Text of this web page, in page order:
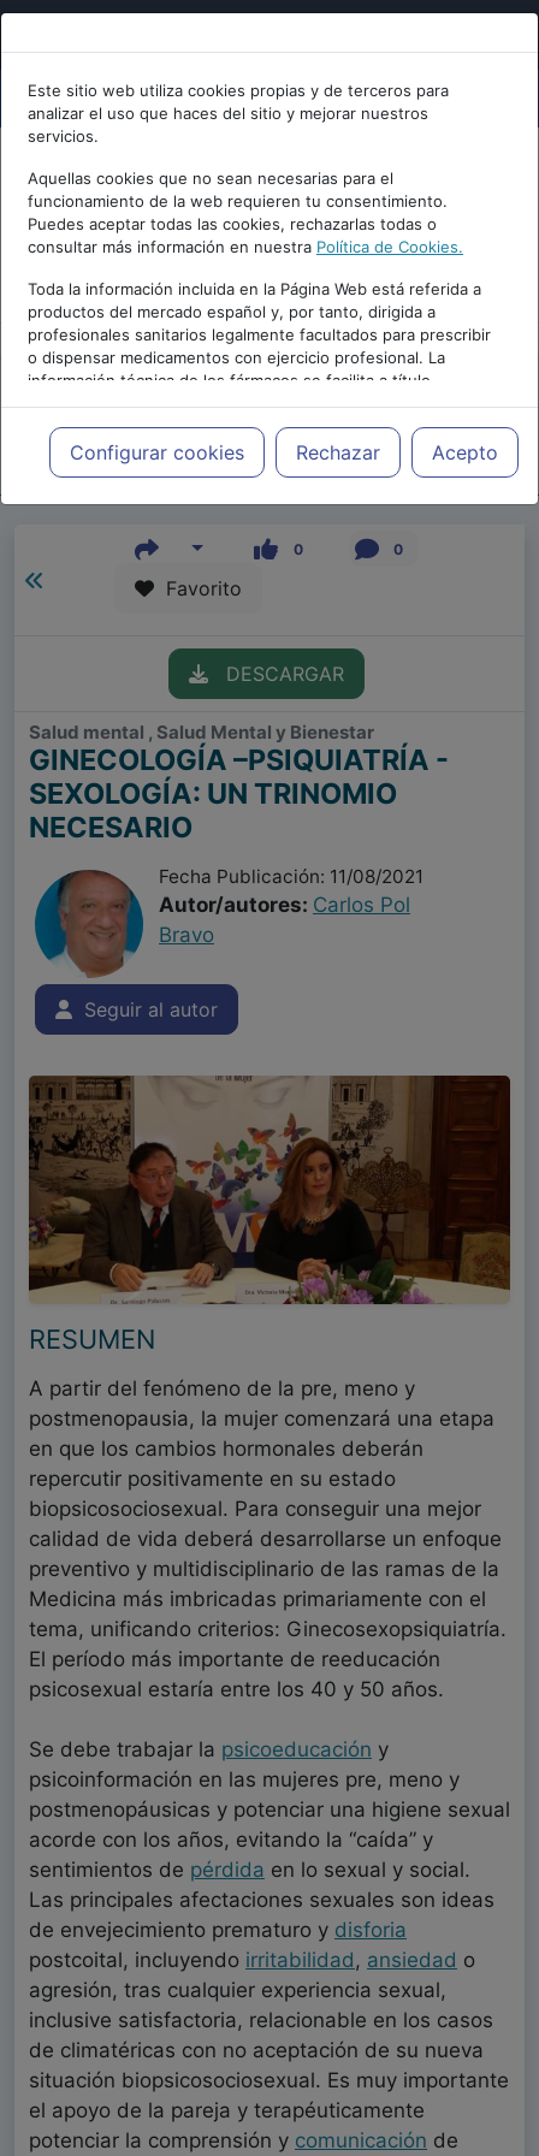
Este sitio web utiliza cookies propias y de terceros para
analizar el uso que haces del sitio y mejorar nuestros
servicios.
Aquellas cookies que no sean necesarias para el
funcionamiento de la web requieren tu consentimiento.
Puedes aceptar todas las cookies, rechazarlas todas o
consultar más información en nuestra Política de Cookies.
Toda la información incluida en la Página Web está referida a
productos del mercado español y, por tanto, dirigida a
profesionales sanitarios legalmente facultados para prescribir
o dispensar medicamentos con ejercicio profesional. La
información técnica de los fármacos se facilita a título
meramente informativo, siendo responsabilidad de los
profesionales facultados prescribir medicamentos y decidir, en
cada caso concreto, el tratamiento más adecuado a las
necesidades del paciente.
Configurar cookies Rechazar Acepto
Repositorio de Artículos |Psicologia.com|
25 Edición | 2021
0 0
Favorito
DESCARGAR
Salud mental , Salud Mental y Bienestar
GINECOLOGÍA –PSIQUIATRÍA -
SEXOLOGÍA: UN TRINOMIO
NECESARIO
Fecha Publicación: 11/08/2021
Autor/autores: Carlos Pol
Bravo
Seguir al autor
RESUMEN
A partir del fenómeno de la pre, meno y
postmenopausia, la mujer comenzará una etapa
en que los cambios hormonales deberán
repercutir positivamente en su estado
biopsicosociosexual. Para conseguir una mejor
calidad de vida deberá desarrollarse un enfoque
preventivo y multidisciplinario de las ramas de la
Medicina más imbricadas primariamente con el
tema, unificando criterios: Ginecosexopsiquiatría.
El período más importante de reeducación
psicosexual estaría entre los 40 y 50 años.
Se debe trabajar la psicoeducación y
psicoinformación en las mujeres pre, meno y
postmenopáusicas y potenciar una higiene sexual
acorde con los años, evitando la “caída” y
sentimientos de pérdida en lo sexual y social.
Las principales afectaciones sexuales son ideas
de envejecimiento prematuro y disforia
postcoital, incluyendo irritabilidad , ansiedad o
agresión, tras cualquier experiencia sexual,
inclusive satisfactoria, relacionable en los casos
de climatéricas con no aceptación de su nueva
situación biopsicosociosexual. Es muy importante
el apoyo de la pareja y terapéuticamente
potenciar la comprensión y comunicación de